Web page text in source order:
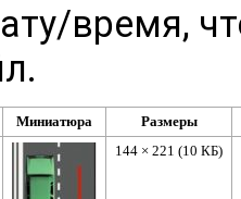
время,
Миниатюра
Размеры
144 × 221 (10 КБ)